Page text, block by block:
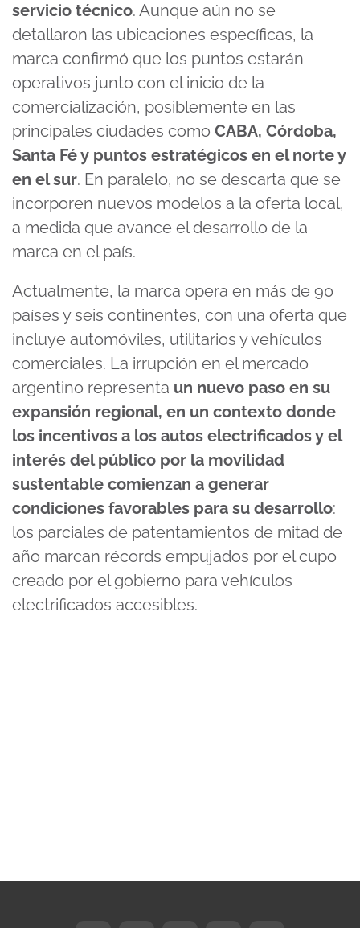
servicio técnico. Aunque aún no se
detallaron las ubicaciones específicas, la
marca confirmó que los puntos estarán
operativos junto con el inicio de la
comercialización, posiblemente en las
principales ciudades como CABA, Córdoba,
Santa Fé y puntos estratégicos en el norte y
en el sur. En paralelo, no se descarta que se
incorporen nuevos modelos a la oferta local,
a medida que avance el desarrollo de la
marca en el país.
Actualmente, la marca opera en más de 90
países y seis continentes, con una oferta que
incluye automóviles, utilitarios y vehículos
comerciales. La irrupción en el mercado
argentino representa un nuevo paso en su
expansión regional, en un contexto donde
los incentivos a los autos electrificados y el
interés del público por la movilidad
sustentable comienzan a generar
condiciones favorables para su desarrollo:
los parciales de patentamientos de mitad de
año marcan récords empujados por el cupo
creado por el gobierno para vehículos
electrificados accesibles.